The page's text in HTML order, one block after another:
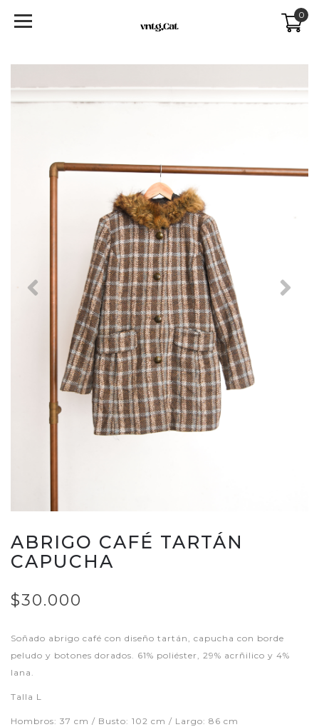
0
Previous Next
ABRIGO CAFÉ TARTÁN
CAPUCHA
$30.000
Soñado abrigo café con diseño tartán, capucha con borde
peludo y botones dorados. 61% poliéster, 29% acrñilico y 4%
lana.
Talla L
Hombros: 37 cm / Busto: 102 cm / Largo: 86 cm